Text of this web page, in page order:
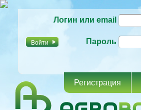
основному
Логин или email
Пароль
Регистрация